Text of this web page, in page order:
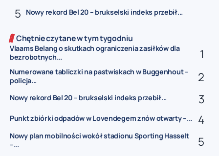
Nowy rekord Bel 20 – brukselski indeks przebił...
Chętnie czytane w tym tygodniu
Vlaams Belang o skutkach ograniczenia zasiłków dla
bezrobotnych...
Numerowane tabliczki na pastwiskach w Buggenhout –
policja...
Nowy rekord Bel 20 – brukselski indeks przebił...
Punkt zbiórki odpadów w Lovendegem znów otwarty –...
Nowy plan mobilności wokół stadionu Sporting Hasselt
–...